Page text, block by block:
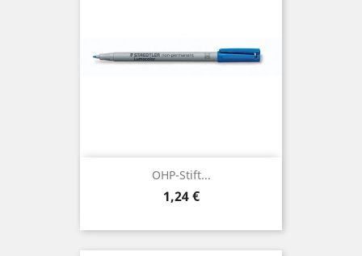
OHP-Stift...
Preis
1,24 €